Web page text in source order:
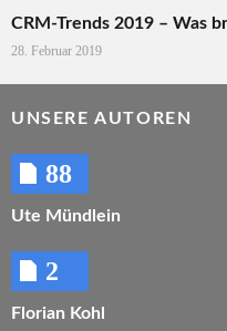
CRM-Trends 2019 – Was
28. Februar 2019
UNSERE AUTOREN
88
Ute Mündlein
2
Florian Kohl